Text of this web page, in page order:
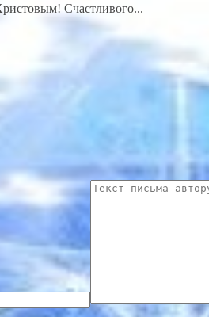
Счастливого...